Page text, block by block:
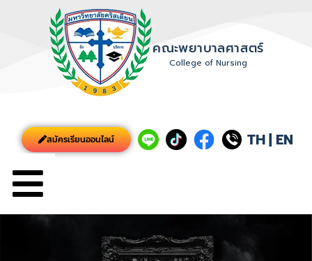
คณะพยาบาลศาสตร์
College of Nursing
สมัครเรียนออนไลน์ TH| EN